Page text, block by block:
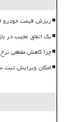
ریزش قیمت خودرو
بک اتفاق عجیب در
چرا کاهش مقطعی
امکان ویرایش ثبت